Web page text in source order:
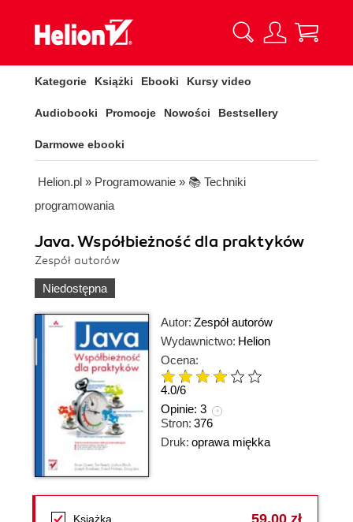
Kategorie Książki Ebooki Kursy video
Audiobooki Promocje Nowości Bestsellery
Darmowe ebooki
Helion.pl » Programowanie » 📚 Techniki
programowania
Java. Współbieżność dla praktyków
Zespół autorów
Niedostępna
Autor: Zespół autorów
Wydawnictwo: Helion
Ocena:
4.0/6
Opinie: 3
Stron: 376
Druk: oprawa miękka
Książka